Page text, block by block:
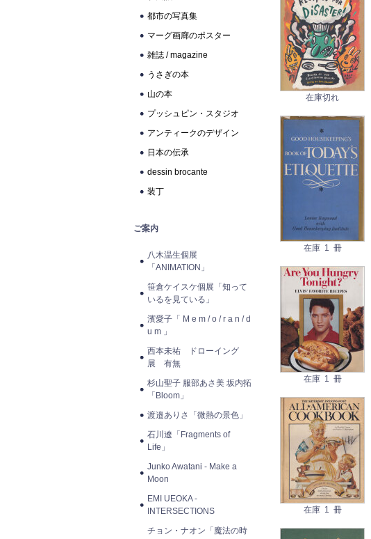
都市の写真集
マーグ画廊のポスター
雑誌 / magazine
うさぎの本
山の本
プッシュピン・スタジオ
アンティークのデザイン
日本の伝承
dessin brocante
装丁
ご案内
八木温生個展
「ANIMATION」
笹倉ケイスケ個展「知って
いるを見ている」
濱愛子「 M e m / o / r a n / d
u m 」
西本未祐 ドローイング
展 有無
杉山聖子 服部あさ美 坂内拓
「Bloom」
渡邉ありさ「微熱の景色」
石川遼「Fragments of
Life」
Junko Awatani - Make a
Moon
EMI UEOKA -
INTERSECTIONS
チョン・ナオン「魔法の時
在庫切れ
在庫 1 冊
在庫 1 冊
在庫 1 冊